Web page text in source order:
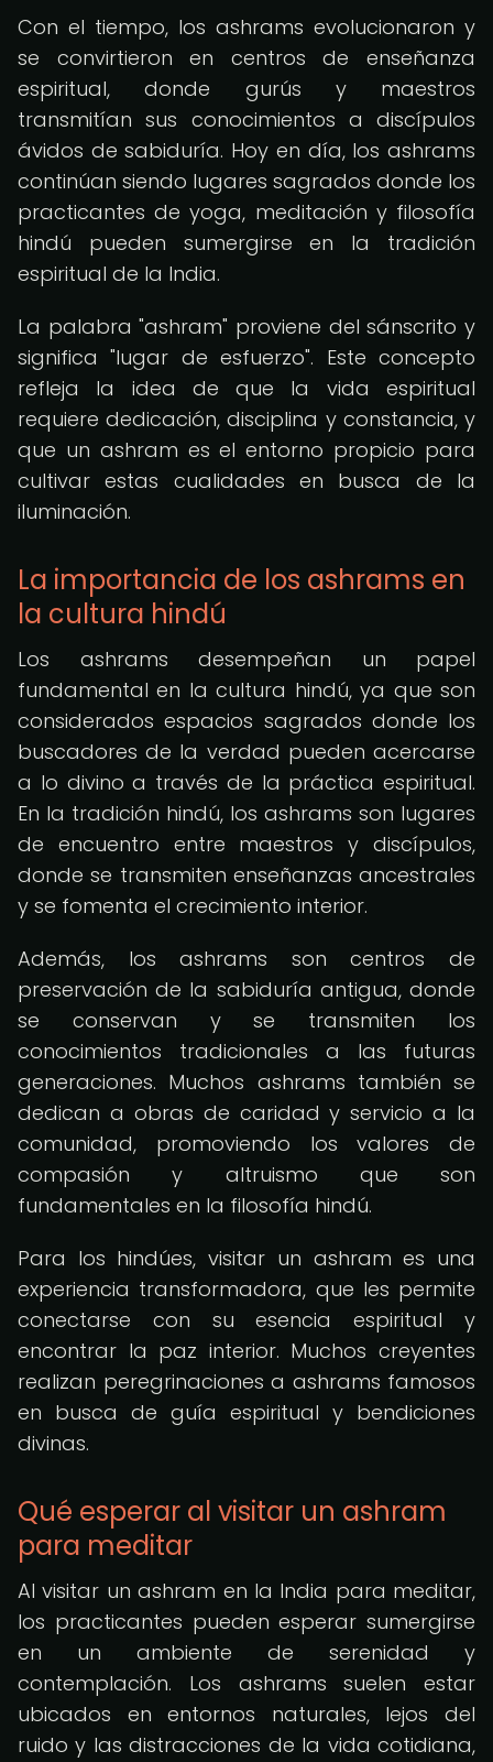
Con el tiempo, los ashrams evolucionaron y
se convirtieron en centros de enseñanza
espiritual, donde gurús y maestros
transmitían sus conocimientos a discípulos
ávidos de sabiduría. Hoy en día, los ashrams
continúan siendo lugares sagrados donde los
practicantes de yoga, meditación y filosofía
hindú pueden sumergirse en la tradición
espiritual de la India.
La palabra "ashram" proviene del sánscrito y
significa "lugar de esfuerzo". Este concepto
refleja la idea de que la vida espiritual
requiere dedicación, disciplina y constancia, y
que un ashram es el entorno propicio para
cultivar estas cualidades en busca de la
iluminación.
La importancia de los ashrams en
la cultura hindú
Los ashrams desempeñan un papel
fundamental en la cultura hindú, ya que son
considerados espacios sagrados donde los
buscadores de la verdad pueden acercarse
a lo divino a través de la práctica espiritual.
En la tradición hindú, los ashrams son lugares
de encuentro entre maestros y discípulos,
donde se transmiten enseñanzas ancestrales
y se fomenta el crecimiento interior.
Además, los ashrams son centros de
preservación de la sabiduría antigua, donde
se conservan y se transmiten los
conocimientos tradicionales a las futuras
generaciones. Muchos ashrams también se
dedican a obras de caridad y servicio a la
comunidad, promoviendo los valores de
compasión y altruismo que son
fundamentales en la filosofía hindú.
Para los hindúes, visitar un ashram es una
experiencia transformadora, que les permite
conectarse con su esencia espiritual y
encontrar la paz interior. Muchos creyentes
realizan peregrinaciones a ashrams famosos
en busca de guía espiritual y bendiciones
divinas.
Qué esperar al visitar un ashram
para meditar
Al visitar un ashram en la India para meditar,
los practicantes pueden esperar sumergirse
en un ambiente de serenidad y
contemplación. Los ashrams suelen estar
ubicados en entornos naturales, lejos del
ruido y las distracciones de la vida cotidiana,